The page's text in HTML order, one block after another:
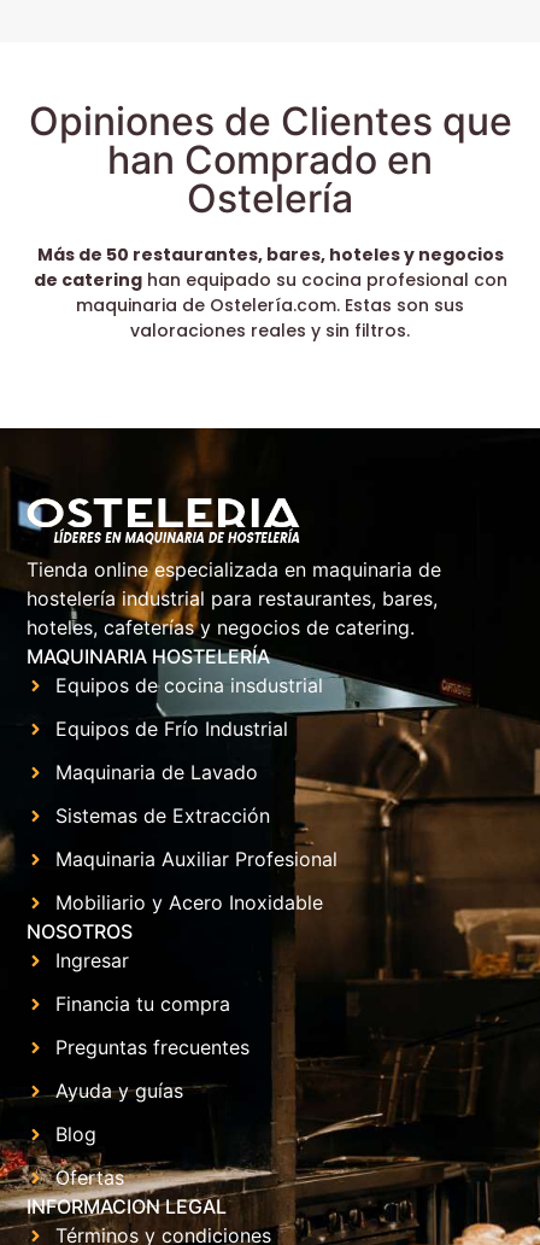
Opiniones de Clientes que
han Comprado en
Ostelería
Más de 50 restaurantes, bares, hoteles y negocios
de cateringhan equipado su cocina profesional con
maquinaria de Ostelería.com. Estas son sus
valoraciones reales y sin filtros.
Tienda online especializada en maquinaria de
hostelería industrial para restaurantes, bares,
hoteles, cafeterías y negocios de catering.
MAQUINARIA HOSTELERÍA
Equipos de cocina insdustrial
Equipos de Frío Industrial
Maquinaria de Lavado
Sistemas de Extracción
Maquinaria Auxiliar Profesional
Mobiliario y Acero Inoxidable
NOSOTROS
Ingresar
Financia tu compra
Preguntas frecuentes
Ayuda y guías
Blog
Ofertas
INFORMACION LEGAL
Términos y condiciones